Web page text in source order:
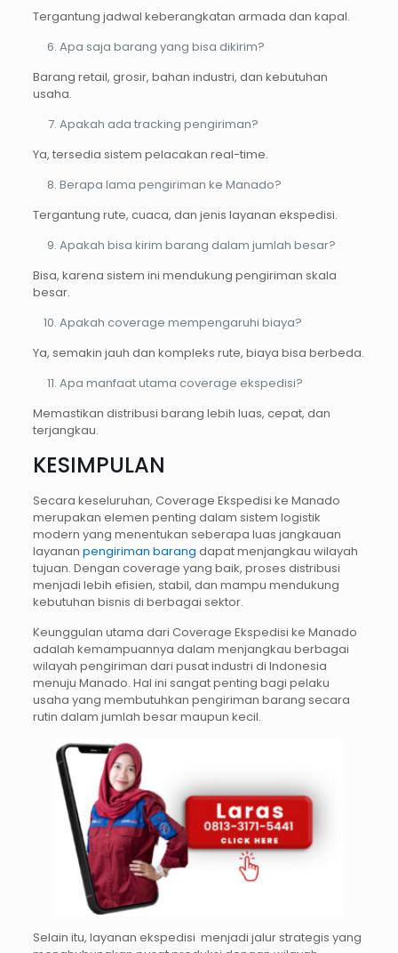
Tergantung jadwal keberangkatan armada dan kapal.
Apa saja barang yang bisa dikirim?
Barang retail, grosir, bahan industri, dan kebutuhan
usaha.
Apakah ada tracking pengiriman?
Ya, tersedia sistem pelacakan real-time.
Berapa lama pengiriman ke Manado?
Tergantung rute, cuaca, dan jenis layanan ekspedisi.
Apakah bisa kirim barang dalam jumlah besar?
Bisa, karena sistem ini mendukung pengiriman skala
besar.
Apakah coverage mempengaruhi biaya?
Ya, semakin jauh dan kompleks rute, biaya bisa berbeda.
Apa manfaat utama coverage ekspedisi?
Memastikan distribusi barang lebih luas, cepat, dan
terjangkau.
KESIMPULAN
Secara keseluruhan, Coverage Ekspedisi ke Manado
merupakan elemen penting dalam sistem logistik
modern yang menentukan seberapa luas jangkauan
layanan pengiriman barang dapat menjangkau wilayah
tujuan. Dengan coverage yang baik, proses distribusi
menjadi lebih efisien, stabil, dan mampu mendukung
kebutuhan bisnis di berbagai sektor.
Keunggulan utama dari Coverage Ekspedisi ke Manado
adalah kemampuannya dalam menjangkau berbagai
wilayah pengiriman dari pusat industri di Indonesia
menuju Manado. Hal ini sangat penting bagi pelaku
usaha yang membutuhkan pengiriman barang secara
rutin dalam jumlah besar maupun kecil.
Selain itu, layanan ekspedisi menjadi jalur strategis yang